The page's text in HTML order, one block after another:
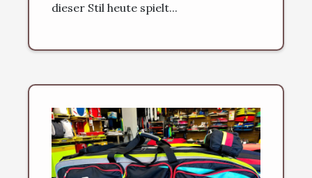
dieser Stil heute spielt...